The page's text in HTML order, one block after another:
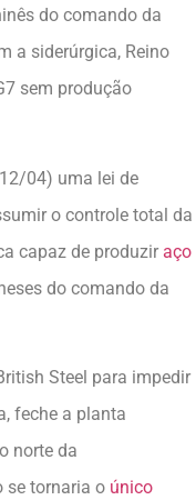
do comando da
a siderúrgica, Reino
sem produção
04) uma lei de
o controle total da
capaz de produzir aço
do comando da
Steel para impedir
feche a planta
norte da
se tornaria o único